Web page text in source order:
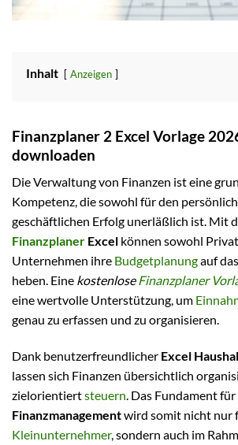
Inhalt Anzeigen
Finanzplaner 2 Excel Vorlage
downloaden
Die Verwaltung von Finanzen ist eine
Kompetenz, die sowohl für den
geschäftlichen Erfolg unerläßlich ist. Mit
Finanzplaner Excel können sowohl
Unternehmen ihre Budgetplanungauf
heben. Eine kostenloseFinanzplaner
eine wertvolle Unterstützung, um
genau zu erfassen und zu organisieren.
Dank benutzerfreundlicher Excel
lassen sich Finanzen übersichtlich
zielorientiertsteuern. Das Fundament
Finanzmanagementwird somit nicht nur
Kleinunternehmer, sondern auch im